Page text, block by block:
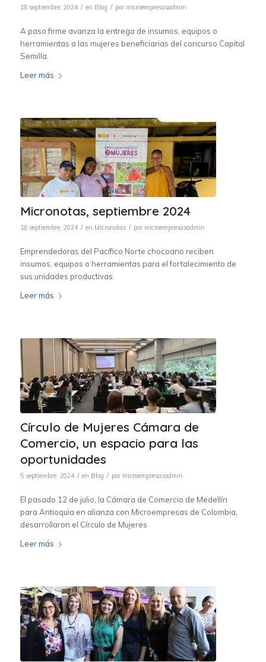
18 septiembre, 2024 / en Blog / por microempresasadmin
A paso firme avanza la entrega de insumos, equipos o
herramientas a las mujeres beneficiarias del concurso Capital
Semilla.
Leer más
Micronotas, septiembre 2024
18 septiembre, 2024 / en Micronotas / por microempresasadmin
Emprendedoras del Pacífico Norte chocoano reciben
insumos, equipos o herramientas para el fortalecimiento de
sus unidades productivas.
Leer más
Círculo de Mujeres Cámara de
Comercio, un espacio para las
oportunidades
5 septiembre, 2024 / en Blog / por microempresasadmin
El pasado 12 de julio, la Cámara de Comercio de Medellín
para Antioquia en alianza con Microempresas de Colombia,
desarrollaron el Círculo de Mujeres
Leer más